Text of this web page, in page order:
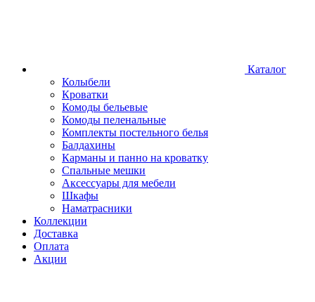
Каталог
Колыбели
Кроватки
Комоды бельевые
Комоды пеленальные
Комплекты постельного белья
Балдахины
Карманы и панно на кроватку
Спальные мешки
Аксессуары для мебели
Шкафы
Наматрасники
Коллекции
Доставка
Оплата
Акции